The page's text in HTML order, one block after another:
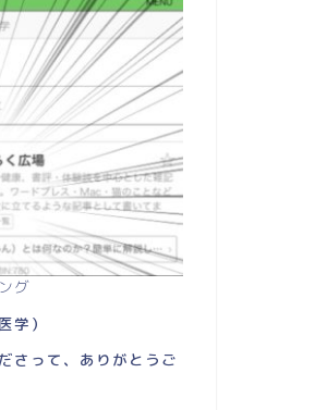
グ
学）
さって、ありがとうご